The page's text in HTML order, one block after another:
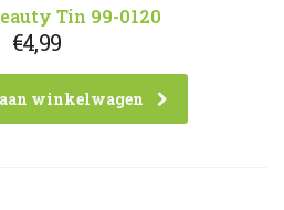
Tin 99-0120
€4,99
aan winkelwagen